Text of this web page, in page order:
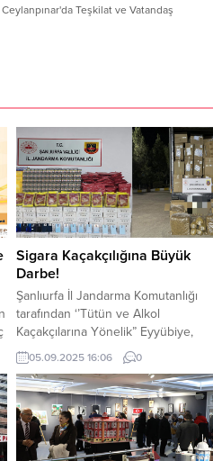
Teşkilat ve Vatandaş
Sigara Kaçakçılığına Büyük
Darbe!
Şanlıurfa İl Jandarma Komutanlığı
tarafından ‘’Tütün ve Alkol
Kaçakçılarına Yönelik” Eyyübiye,
Haliliye, Siverek ve Viranşehir
ilçelerinde, operasyon düzenlendi.
Düzenlenen operasyonda; 7777
Adet Gümrük Kaçağı Sigara, 4500
Kg Gümrük Kaçağı Tütün, 3500
Adet Gümrük Kaçağı Cep Telefonu
Yedek Parçası, 35 Kg Gümrük
05.09.2025 16:06 0